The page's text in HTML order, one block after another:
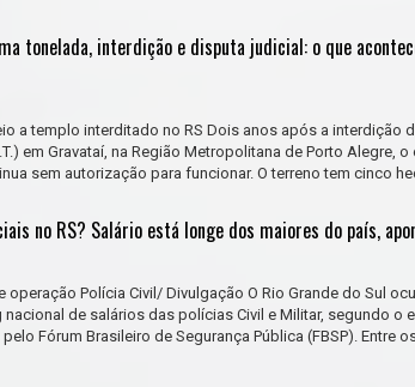
tonelada, interdição e disputa judicial: o que
a templo interditado no RS Dois anos após a interdição
em Gravataí, na Região Metropolitana de Porto Alegre,
sem autorização para funcionar. O terreno tem cinco
no RS? Salário está longe dos maiores do país,
operação Polícia Civil/ Divulgação O Rio Grande do Sul
de salários das polícias Civil e Militar, segundo o
Fórum Brasileiro de Segurança Pública (FBSP). Entre